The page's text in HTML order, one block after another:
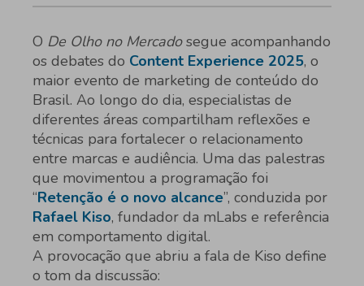
O De Olho no Mercadosegue acompanhando
os debates do Content Experience 2025, o
maior evento de marketing de conteúdo do
Brasil. Ao longo do dia, especialistas de
diferentes áreas compartilham reflexões e
técnicas para fortalecer o relacionamento
entre marcas e audiência. Uma das palestras
que movimentou a programação foi
“Retenção é o novo alcance”, conduzida por
Rafael Kiso, fundador da mLabs e referência
em comportamento digital.
A provocação que abriu a fala de Kiso define
o tom da discussão: